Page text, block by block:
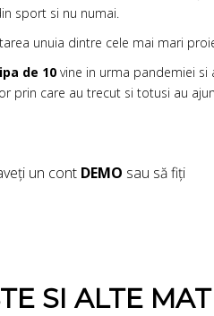
sport si nu numai.
unuia dintre cele mai mari
de 10 vine in urma pandemiei
prin care au trecut si totusi au
un cont DEMO sau să fiți
SI ALTE